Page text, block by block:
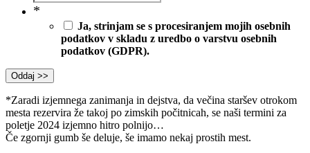
*
Ja, strinjam se s procesiranjem mojih osebnih
podatkov v skladu z uredbo o varstvu osebnih
podatkov (GDPR).
*Zaradi izjemnega zanimanja in dejstva, da večina staršev otrokom
mesta rezervira že takoj po zimskih počitnicah, se naši termini za
poletje 2024 izjemno hitro polnijo…
Če zgornji gumb še deluje, še imamo nekaj prostih mest.